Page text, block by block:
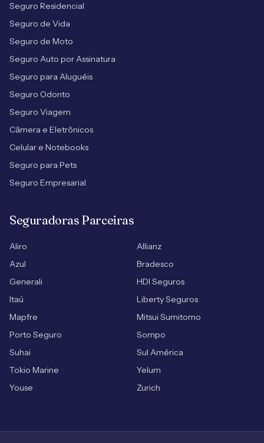
Seguro Residencial
Seguro de Vida
Seguro de Moto
Seguro Auto por Assinatura
Seguro para Aluguéis
Seguro Odonto
Seguro Viagem
Câmera e Eletrônicos
Celular e Notebooks
Seguro para Pets
Seguro Empresarial
Seguradoras Parceiras
Aliro
Allianz
Azul
Bradesco
Generali
HDI Seguros
Itaú
Liberty Seguros
Mapfre
Mitsui Sumitomo
Porto Seguro
Sompo
Suhai
Sul América
Tokio Marine
Yelum
Youse
Zurich